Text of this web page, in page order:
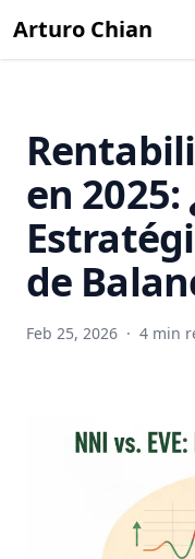
Arturo Chian
en 2025:
de
Feb 25, 2026 · 4 min